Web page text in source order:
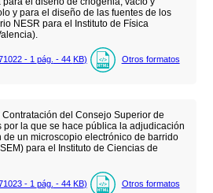
y para el diseño de las fuentes de los
NESR para el Instituto de Física
- 1 pág. - 44 KB) Otros formatos
del Consejo Superior de
por la que se hace pública la adjudicación
un microscopio electrónico de barrido
para el Instituto de Ciencias de
- 1 pág. - 44 KB) Otros formatos